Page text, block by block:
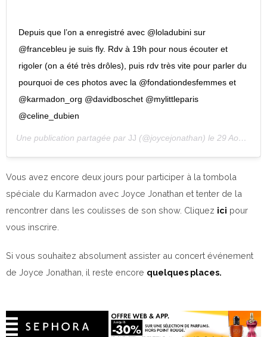
Depuis que l’on a enregistré avec @loladubini sur
@francebleu je suis fly. Rdv à 19h pour nous écouter et
rigoler (on a été très drôles), puis rdv très vite pour parler du
pourquoi de ces photos avec la @fondationdesfemmes et
@karmadon_org @davidboschet @mylittleparis
@celine_dubien
Une publication partagée par JJ (@joycejonathan) le 29 Août 2019 à 9 :13 PDT
Vous avez encore deux jours pour participer à la tombola
spéciale du Karmadon avec Joyce Jonathan et tenter de la
rencontrer dans les coulisses de son show. Cliquez ici pour
vous inscrire.
Si vous souhaitez absolument assister au concert événement
de Joyce Jonathan, il reste encore quelques places.